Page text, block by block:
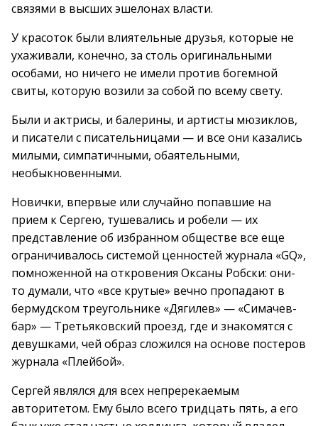
связями в высших эшелонах власти.
У красоток были влиятельные друзья, которые не
ухаживали, конечно, за столь оригинальными
особами, но ничего не имели против богемной
свиты, которую возили за собой по всему свету.
Были и актрисы, и балерины, и артисты мюзиклов,
и писатели с писательницами — и все они казались
милыми, симпатичными, обаятельными,
необыкновенными.
Новички, впервые или случайно попавшие на
прием к Сергею, тушевались и робели — их
представление об избранном обществе все еще
ограничивалось системой ценностей журнала «GQ»,
помноженной на откровения Оксаны Робски: они-
то думали, что «все крутые» вечно пропадают в
бермудском треугольнике «Дягилев» — «Симачев-
бар» — Третьяковский проезд, где и знакомятся с
девушками, чей образ сложился на основе постеров
журнала «Плейбой».
Сергей являлся для всех непререкаемым
авторитетом. Ему было всего тридцать пять, а его